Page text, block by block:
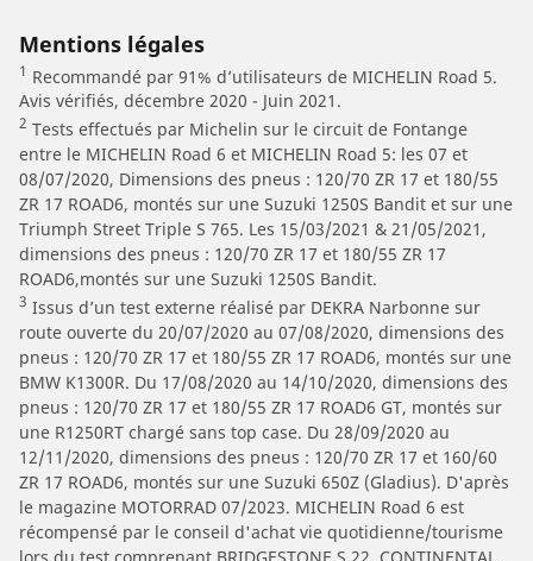
Mentions légales
1 Recommandé par 91% d’utilisateurs de MICHELIN Road 5.
Avis vérifiés, décembre 2020 - Juin 2021.
2 Tests effectués par Michelin sur le circuit de Fontange
entre le MICHELIN Road 6 et MICHELIN Road 5: les 07 et
08/07/2020, Dimensions des pneus : 120/70 ZR 17 et 180/55
ZR 17 ROAD6, montés sur une Suzuki 1250S Bandit et sur une
Triumph Street Triple S 765. Les 15/03/2021 & 21/05/2021,
dimensions des pneus : 120/70 ZR 17 et 180/55 ZR 17
ROAD6,montés sur une Suzuki 1250S Bandit.
3 Issus d’un test externe réalisé par DEKRA Narbonne sur
route ouverte du 20/07/2020 au 07/08/2020, dimensions des
pneus : 120/70 ZR 17 et 180/55 ZR 17 ROAD6, montés sur une
BMW K1300R. Du 17/08/2020 au 14/10/2020, dimensions des
pneus : 120/70 ZR 17 et 180/55 ZR 17 ROAD6 GT, montés sur
une R1250RT chargé sans top case. Du 28/09/2020 au
12/11/2020, dimensions des pneus : 120/70 ZR 17 et 160/60
ZR 17 ROAD6, montés sur une Suzuki 650Z (Gladius). D'après
le magazine MOTORRAD 07/2023. MICHELIN Road 6 est
récompensé par le conseil d'achat vie quotidienne/tourisme